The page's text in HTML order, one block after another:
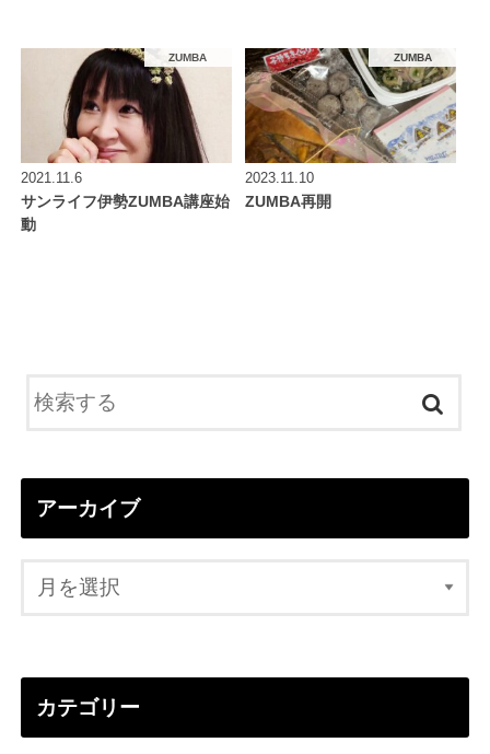
ZUMBA
2021.11.6
サンライフ伊勢ZUMBA講座始
動
ZUMBA
2023.11.10
ZUMBA再開
アーカイブ
カテゴリー